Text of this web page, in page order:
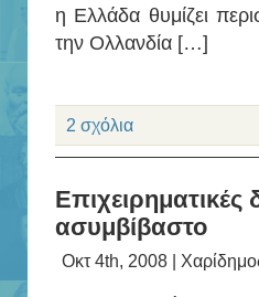
η Ελλάδα θυμίζει
την Ολλανδία […]
2 σχόλια
Επιχειρηματικές
ασυμβίβαστο
Οκτ 4th, 2008 |